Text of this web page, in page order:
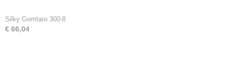
Silky Gomtaro 300-8
€ 66,04